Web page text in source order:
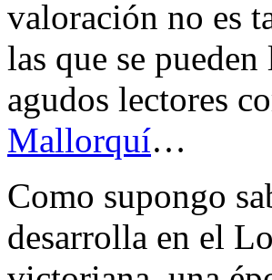
valoración no es
las que se
agudos lectores
Mallorquí…
Como supongo
desarrolla en el